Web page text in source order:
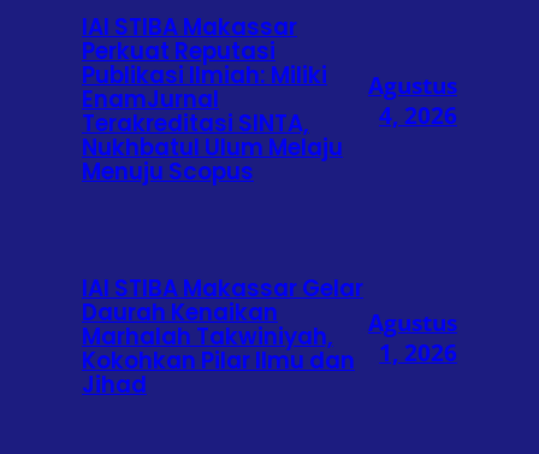
IAI STIBA Makassar
Perkuat Reputasi
Publikasi Ilmiah: Miliki
EnamJurnal
Terakreditasi SINTA,
Nukhbatul Ulum Melaju
Menuju Scopus
Agustus
4, 2026
IAI STIBA Makassar Gelar
Daurah Kenaikan
Marhalah Takwiniyah,
Kokohkan Pilar Ilmu dan
Jihad
Agustus
1, 2026